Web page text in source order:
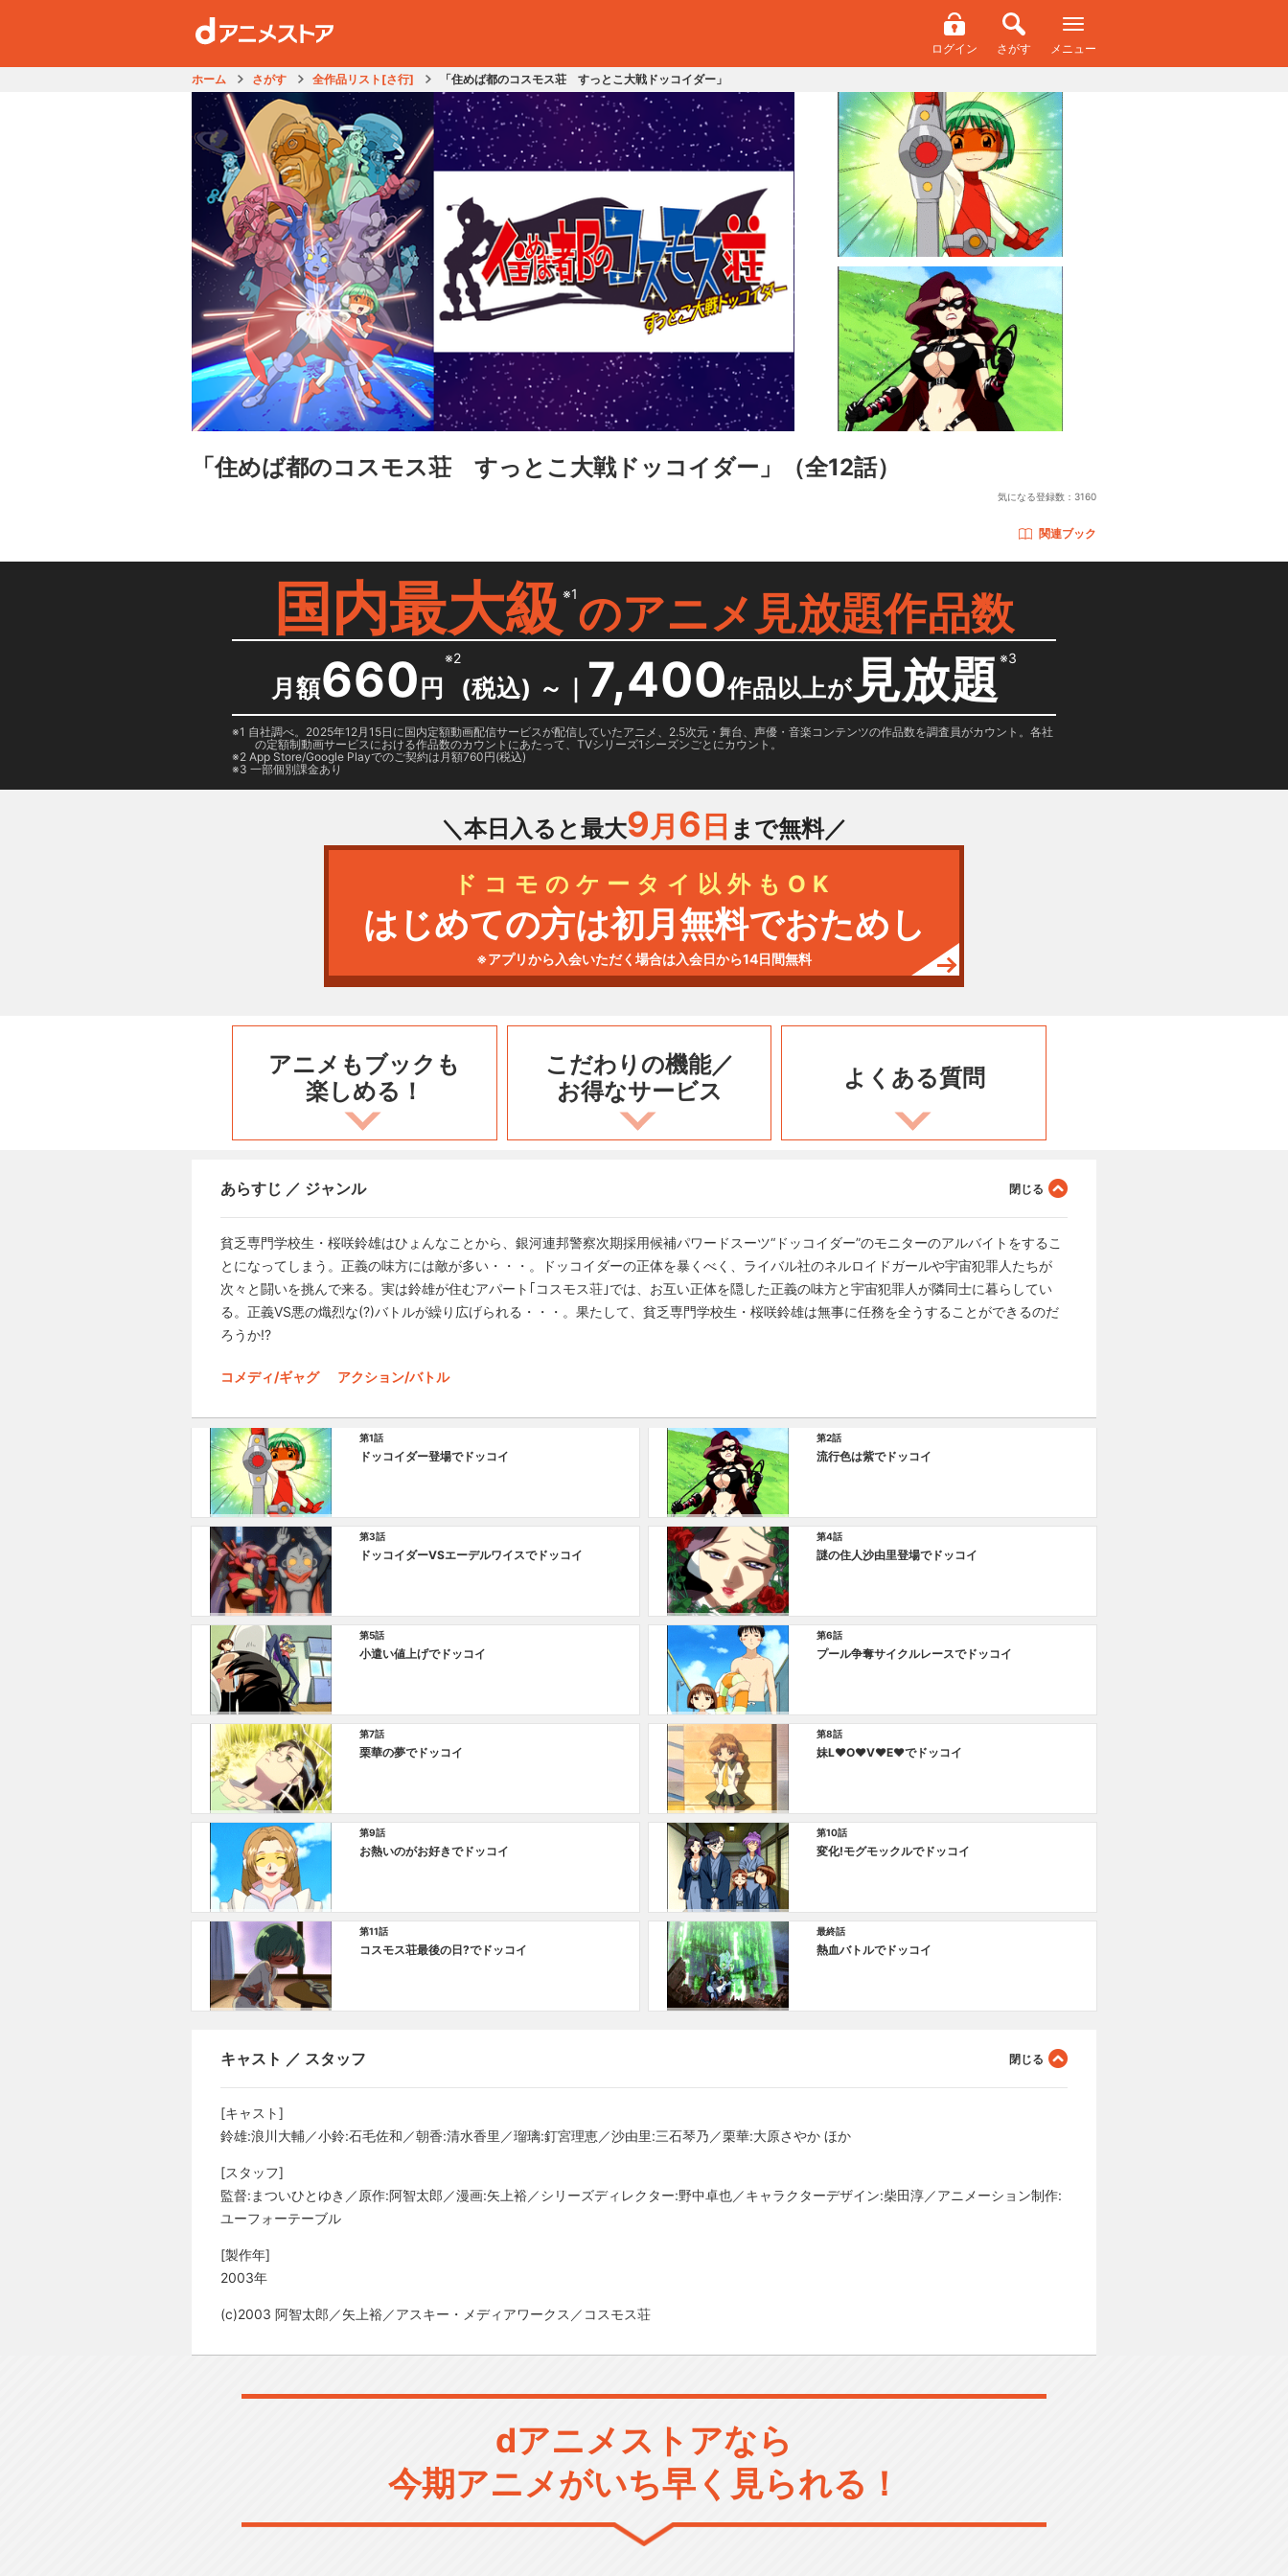
ログイン さがす メニュー
ホーム さがす 全作品リスト[さ行] 「住めば都のコスモス荘 すっとこ大戦ドッコイダー」
「住めば都のコスモス荘 すっとこ大戦ドッコイダー」 （全12話）
気になる登録数： 3160
関連ブック
国内最大級 ※1のアニメ見放題作品数
月額660 円
※2
(税込) ～ ｜ 7,400作品以上が 見放題※3
1 自社調べ。2025年12月15日に国内定額動画配信サービスが配信していたアニメ、2.5次元・舞台、声優・音楽コンテンツの作品数を調査員がカウント。各社
の定額制動画サービスにおける作品数のカウントにあたって、TVシリーズ1シーズンごとにカウント。
2 App Store/Google Playでのご契約は月額760円(税込)
3 一部個別課金あり
＼本日入ると最大9月 6 日 まで無料／
ドコモのケータイ以外もOK
はじめての方は初月無料でおためし
※アプリから入会いただく場合は入会日から14日間無料
アニメもブックも
楽しめる！
こだわりの機能／
お得なサービス
よくある質問
あらすじ ／ ジャンル
貧乏専門学校生・桜咲鈴雄はひょんなことから、銀河連邦警察次期採用候補パワードスーツ“ドッコイダー”のモニターのアルバイトをするこ
とになってしまう。正義の味方には敵が多い・・・。ドッコイダーの正体を暴くべく、ライバル社のネルロイドガールや宇宙犯罪人たちが
次々と闘いを挑んで来る。実は鈴雄が住むアパート｢コスモス荘｣では、お互い正体を隠した正義の味方と宇宙犯罪人が隣同士に暮らしてい
る。正義VS悪の熾烈な(?)バトルが繰り広げられる・・・。果たして、貧乏専門学校生・桜咲鈴雄は無事に任務を全うすることができるのだ
ろうか!?
コメディ/ギャグ アクション/バトル
第1話
ドッコイダー登場でドッコイ
第2話
流行色は紫でドッコイ
第3話
ドッコイダーVSエーデルワイスでドッコイ
第4話
謎の住人沙由里登場でドッコイ
第5話
小遣い値上げでドッコイ
第6話
プール争奪サイクルレースでドッコイ
第7話
栗華の夢でドッコイ
第8話
妹L♥O♥V♥E♥でドッコイ
第9話
お熱いのがお好きでドッコイ
第10話
変化!モグモックルでドッコイ
第11話
コスモス荘最後の日?でドッコイ
最終話
熱血バトルでドッコイ
キャスト ／ スタッフ
[キャスト]
鈴雄:浪川大輔／小鈴:石毛佐和／朝香:清水香里／瑠璃:釘宮理恵／沙由里:三石琴乃／栗華:大原さやか ほか
[スタッフ]
監督:まついひとゆき／原作:阿智太郎／漫画:矢上裕／シリーズディレクター:野中卓也／キャラクターデザイン:柴田淳／アニメーション制作:
ユーフォーテーブル
[製作年]
2003年
(c)2003 阿智太郎／矢上裕／アスキー・メディアワークス／コスモス荘
dアニメストアなら
今期アニメがいち早く見られる！